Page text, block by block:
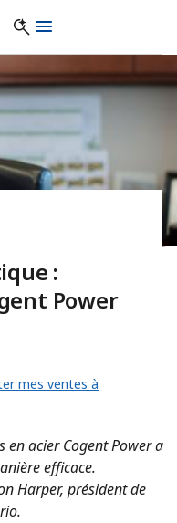
:
Power
mes ventes à
acier Cogent Power a
efficace.
Harper, président de